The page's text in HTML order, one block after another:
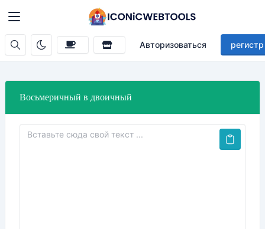
Авторизоваться регистр
Восьмеричный в двоичный